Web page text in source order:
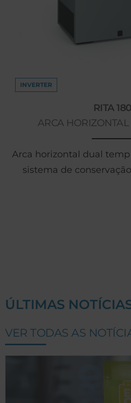
INVERTER
RITA 180
ARCA
Arca horizontal dual temp
sistema de
ÚLTIMAS
VER TODAS AS